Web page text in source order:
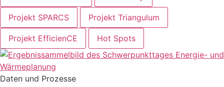
Projekt SPARCS Projekt Triangulum
Projekt EfficienCE Hot Spots
Daten und Prozesse